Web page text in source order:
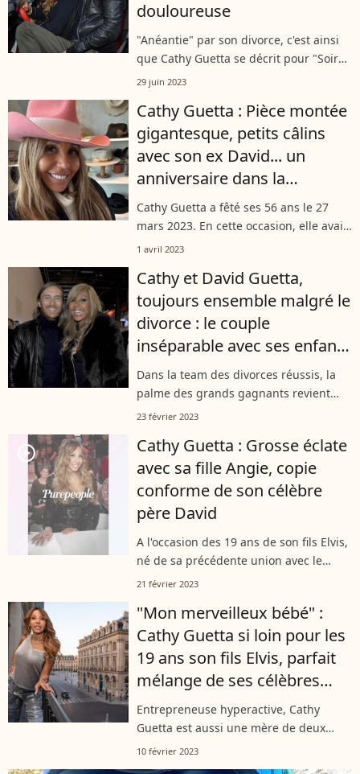
douloureuse
"Anéantie" par son divorce, c'est ainsi
que Cathy Guetta se décrit pour "Soir
Mag". L'entrepreneuse et reine de la
sa séparation avec celui...
29 juin 2023
Cathy Guetta : Pièce montée
gigantesque, petits câlins
avec son ex David... un
anniversaire dans la
démesure !
Cathy Guetta a fêté ses 56 ans le 27
mars 2023. En cette occasion, elle avait
évidemment décidé de se déhancher
compagnie... et plutôt deux fois
qu'une...
1 avril 2023
Cathy et David Guetta,
toujours ensemble malgré le
divorce : le couple
inséparable avec ses enfants
Elvis et Angie
Dans la team des divorces réussis, la
palme des grands gagnants revient
sans conteste à Cathy et David Guetta.
ex sont toujours aussi complices...
23 février 2023
player2
Cathy Guetta : Grosse éclate
avec sa fille Angie, copie
conforme de son célèbre
père David
A l'occasion des 19 ans de son fils Elvis,
né de sa précédente union avec le
célèbre DJ David Guetta, Cathy Guetta a
laquelle elle a dansé avec sa fille...
21 février 2023
"Mon merveilleux bébé" :
Cathy Guetta si loin pour les
19 ans son fils Elvis, parfait
mélange de ses célèbres
parents
Entrepreneuse hyperactive, Cathy
Guetta est aussi une mère de deux
enfants, Angie et Elvis. Le fils aîné de
10 février 2023